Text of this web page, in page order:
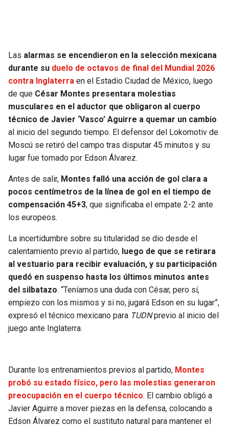
PACKERS
VIKINGS
FALCONS
PANTHERS
TIMBERWOLVES
THUNDER
TRAIL BLAZERS
JAZZ
Las alarmas se encendieron en la selección mexicana
durante su duelo de octavos de final del Mundial 2026
contra Inglaterra en el Estadio Ciudad de México, luego
de que César Montes presentara molestias
musculares en el aductor que obligaron al cuerpo
técnico de Javier ‘Vasco’ Aguirre a quemar un cambio
al inicio del segundo tiempo. El defensor del Lokomotiv de
Moscú se retiró del campo tras disputar 45 minutos y su
lugar fue tomado por Edson Álvarez.
Antes de salir, Montes falló una acción de gol clara a
pocos centímetros de la línea de gol en el tiempo de
compensación 45+3, que significaba el empate 2-2 ante
los europeos.
La incertidumbre sobre su titularidad se dio desde el
calentamiento previo al partido, luego de que se retirara
al vestuario para recibir evaluación, y su participación
quedó en suspenso hasta los últimos minutos antes
del silbatazo. “Teníamos una duda con César, pero sí,
empiezo con los mismos y si no, jugará Edson en su lugar”,
expresó el técnico mexicano para TUDNprevio al inicio del
juego ante Inglaterra.
Durante los entrenamientos previos al partido, Montes
probó su estado físico, pero las molestias generaron
preocupación en el cuerpo técnico. El cambio obligó a
Javier Aguirre a mover piezas en la defensa, colocando a
Edson Álvarez como el sustituto natural para mantener el